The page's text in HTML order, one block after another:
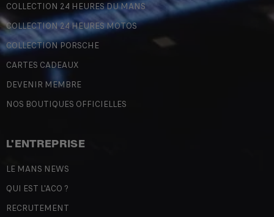
COLLECTION 24 HEURES DU MANS
COLLECTION 24 HEURES MOTOS
COLLECTION PORSCHE
CARTES CADEAUX
DEVENIR MEMBRE
NOS BOUTIQUES OFFICIELLES
L'ENTREPRISE
LE MANS NEWS
QUI EST L'ACO ?
RECRUTEMENT